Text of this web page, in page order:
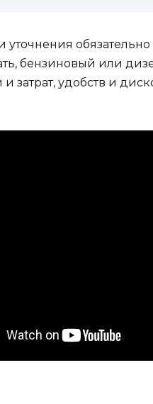
уточнения
бензиновый или
затрат, удобств и